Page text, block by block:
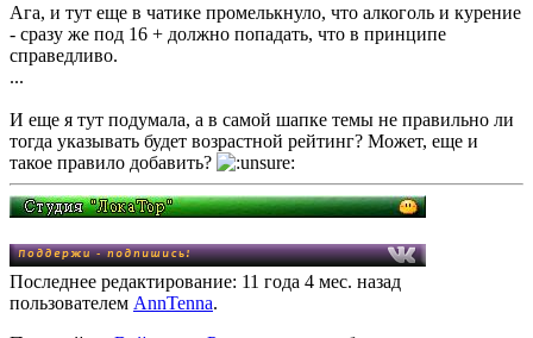
Ага, и тут еще в чатике промелькнуло, что алкоголь и курение
- сразу же под 16 + должно попадать, что в принципе
справедливо.
...
И еще я тут подумала, а в самой шапке темы не правильно ли
тогда указывать будет возрастной рейтинг? Может, еще и
такое правило добавить?
Последнее редактирование: 11 года 4 мес. назад
пользователем AnnTenna.